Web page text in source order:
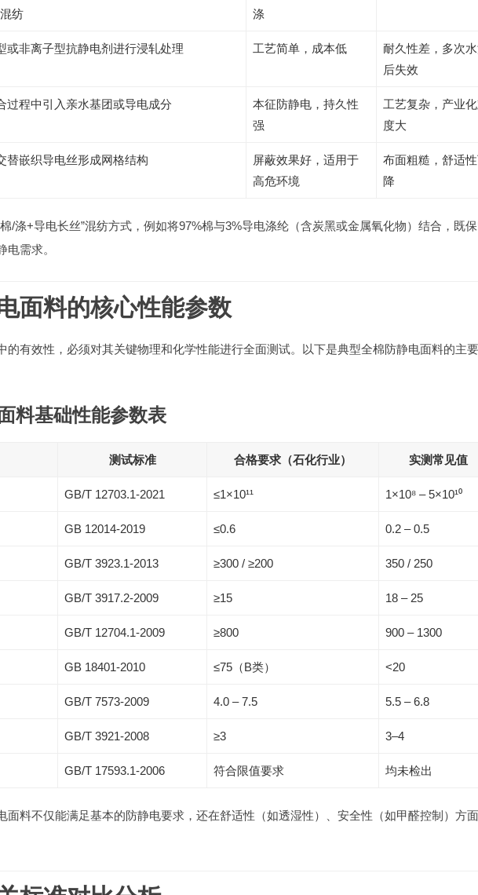
纺
涤
或非离子型抗静电剂进行浸轧处理 工艺简单，成本低
耐久性差，多次
后失效
过程中引入亲水基团或导电成分
本征防静电，持久性
强
工艺复杂，产业
度大
替嵌织导电丝形成网格结构
屏蔽效果好，适用于
高危环境
布面粗糙，舒适
降
棉/涤+导电长丝”混纺方式，例如将97%棉与3%导电涤纶（含炭黑或金属氧化物）结合，既
需求。
电面料的核心性能参数
有效性，必须对其关键物理和化学性能进行全面测试。以下是典型全棉防静电面料的主
面料基础性能参数表
测试标准 合格要求（石化行业） 实测常见值
GB/T 12703.1-2021 ≤1×10¹¹ 1×10⁸ – 5×10¹⁰
GB 12014-2019 ≤0.6 0.2 – 0.5
GB/T 3923.1-2013 ≥300 / ≥200 350 / 250
GB/T 3917.2-2009 ≥15 18 – 25
GB/T 12704.1-2009 ≥800 900 – 1300
GB 18401-2010 ≤75（B类） <20
GB/T 7573-2009 4.0 – 7.5 5.5 – 6.8
GB/T 3921-2008 ≥3 3–4
GB/T 17593.1-2006 符合限值要求 均未检出
电面料不仅能满足基本的防静电要求，还在舒适性（如透湿性）、安全性（如甲醛控制）方